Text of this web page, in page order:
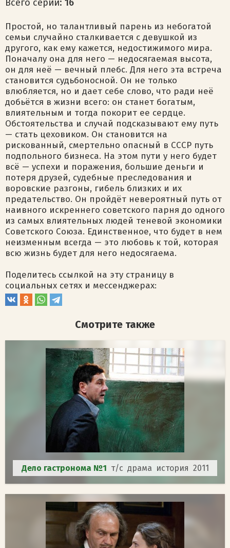
Всего серий: 16
Простой, но талантливый парень из небогатой
семьи случайно сталкивается с девушкой из
другого, как ему кажется, недостижимого мира.
Поначалу она для него — недосягаемая высота,
он для неё — вечный плебс. Для него эта встреча
становится судьбоносной. Он не только
влюбляется, но и дает себе слово, что ради неё
добьётся в жизни всего: он станет богатым,
влиятельным и тогда покорит ее сердце.
Обстоятельства и случай подсказывают ему путь
— стать цеховиком. Он становится на
рискованный, смертельно опасный в СССР путь
подпольного бизнеса. На этом пути у него будет
всё — успехи и поражения, большие деньги и
потеря друзей, судебные преследования и
воровские разгоны, гибель близких и их
предательство. Он пройдёт невероятный путь от
наивного искреннего советского парня до одного
из самых влиятельных людей теневой экономики
Советского Союза. Единственное, что будет в нем
неизменным всегда — это любовь к той, которая
всю жизнь будет для него недосягаема.
Поделитесь ссылкой на эту страницу в
социальных сетях и мессенджерах:
Смотрите также
Дело гастронома №1 т/с драма история 2011